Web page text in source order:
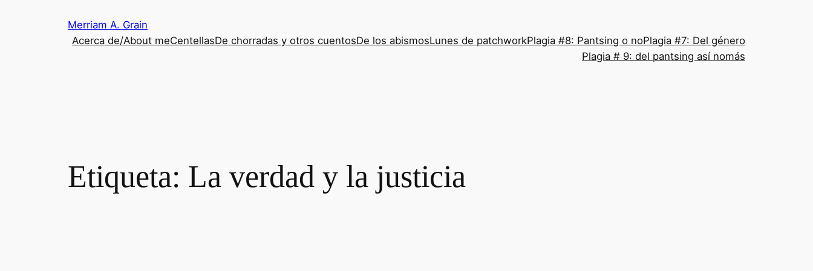
Merriam A. Grain
Acerca de/About meCentellasDe chorradas y otros cuentosDe los abismosLunes de patchworkPlagia #8: Pantsing o noPlagia #7: Del género
Plagia # 9: del pantsing así nomás
Etiqueta: La verdad y la justicia